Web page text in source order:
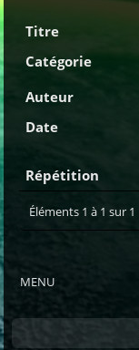
MENU
Éléments 1 à 1 sur 1